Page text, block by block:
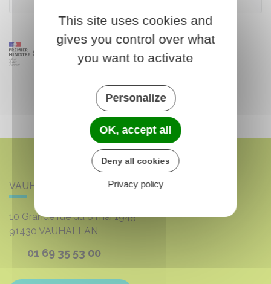
VAUHALLAN
10 Grande rue du 8 mai 1945
91430 VAUHALLAN
01 69 35 53 00
This site uses cookies and
gives you control over what
you want to activate
Personalize
OK, accept all
Deny all cookies
Privacy policy